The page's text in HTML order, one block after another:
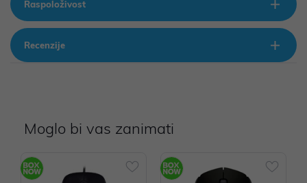
Raspoloživost
Recenzije
Moglo bi vas zanimati